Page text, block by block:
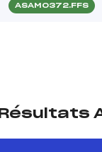
ASAM0372.FFS
Résultats